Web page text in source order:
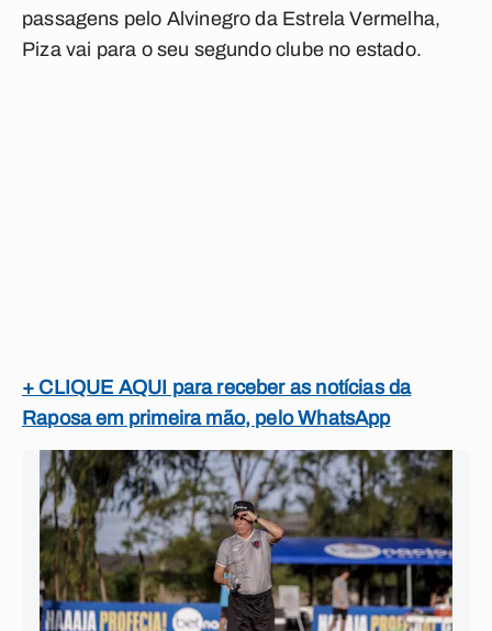
passagens pelo Alvinegro da Estrela Vermelha,
Piza vai para o seu segundo clube no estado.
+ CLIQUE AQUI para receber as notícias da
Raposa em primeira mão, pelo WhatsApp